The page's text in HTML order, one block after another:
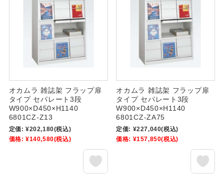
オカムラ 雑誌架 フラップ扉
タイプ セパレート3段
W900×D450×H1140
6801CZ-Z13
定価: ¥202,180(税込)
価格: ¥140,580(税込)
オカムラ 雑誌架 フラップ扉
タイプ セパレート3段
W900×D450×H1140
6801CZ-ZA75
定価: ¥227,040(税込)
価格: ¥157,850(税込)